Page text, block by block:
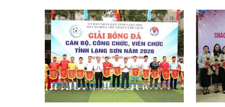
nghị lần thứ hai Ban Chấp hành Trung
ương Đảng khoá XIV